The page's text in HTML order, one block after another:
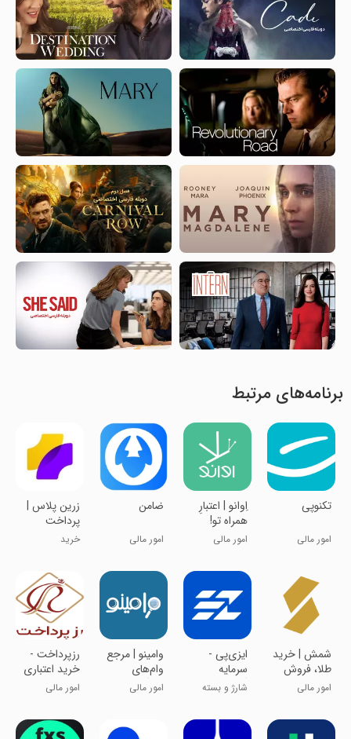
برنامه‌های مرتبط
‏‏تکنوپی
امور مالی
‏‏‏‏‏‏اِوانو | اعتبارِ
همراه تو!
امور مالی
ضامن
امور مالی
‏‏‏‏زرین پلاس |
پرداخت
اقساطی
خرید
‏‏شمش | خرید
طلا، فروش
طلا، قیمت
طلا
امور مالی
‏‏ایزی‌پی -
سرمایه
گذاری، وام و
اعتبار
شارژ و بسته
‏‏‏‏‏وامینو | مرجع
وام‌های
خانگی و
بانکی
امور مالی
رزپرداخت -
خرید اعتباری
واقساطی کالا
و خدمات
امور مالی